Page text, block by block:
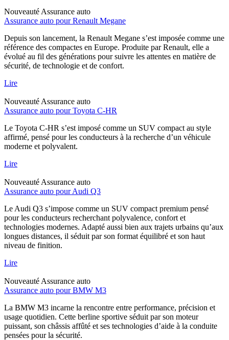
Nouveauté Assurance auto
Assurance auto pour Renault Megane
Depuis son lancement, la Renault Megane s’est imposée comme une
référence des compactes en Europe. Produite par Renault, elle a
évolué au fil des générations pour suivre les attentes en matière de
sécurité, de technologie et de confort.
Lire
Nouveauté Assurance auto
Assurance auto pour Toyota C-HR
Le Toyota C-HR s’est imposé comme un SUV compact au style
affirmé, pensé pour les conducteurs à la recherche d’un véhicule
moderne et polyvalent.
Lire
Nouveauté Assurance auto
Assurance auto pour Audi Q3
Le Audi Q3 s’impose comme un SUV compact premium pensé
pour les conducteurs recherchant polyvalence, confort et
technologies modernes. Adapté aussi bien aux trajets urbains qu’aux
longues distances, il séduit par son format équilibré et son haut
niveau de finition.
Lire
Nouveauté Assurance auto
Assurance auto pour BMW M3
La BMW M3 incarne la rencontre entre performance, précision et
usage quotidien. Cette berline sportive séduit par son moteur
puissant, son châssis affûté et ses technologies d’aide à la conduite
pensées pour la sécurité.